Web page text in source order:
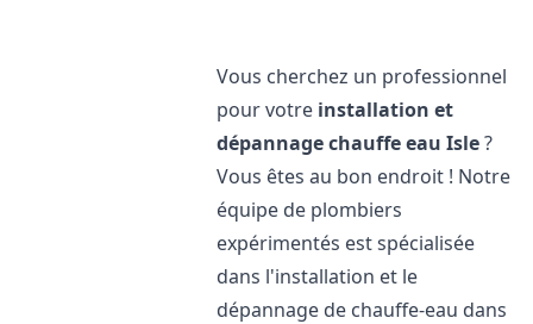
Vous cherchez un professionnel
pour votre installation et
dépannage chauffe eau Isle?
Vous êtes au bon endroit ! Notre
équipe de plombiers
expérimentés est spécialisée
dans l'installation et le
dépannage de chauffe-eau dans